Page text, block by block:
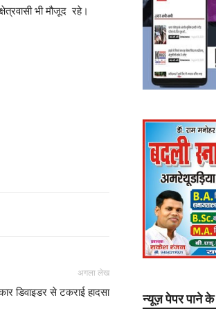
भी मौजूद रहे।
अगला लेख
डिवाइडर से टकराई हादसा न्यूज़ पेपर पाने